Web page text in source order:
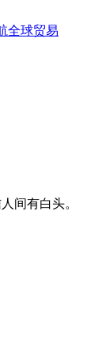
全球贸易
间有白头。